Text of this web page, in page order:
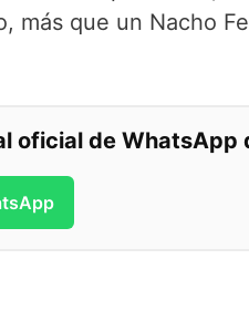
más que un Nacho
oficial de WhatsApp